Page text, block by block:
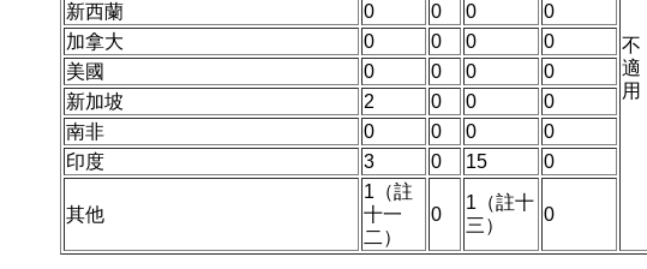
不
適
用
新西蘭
0 0 0
0
加拿大
0 0 0
0
美國
0 0 0
0
新加坡
2 0 0
0
南非
0 0 0
0
印度
3 0 15 0
其他
1（註
十一
二）
0
1（註十
三）
0